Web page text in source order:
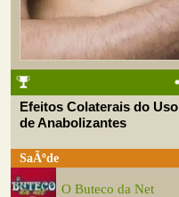
Efeitos Colaterais do Uso
de Anabolizantes
SaÃºde
O Buteco da Net